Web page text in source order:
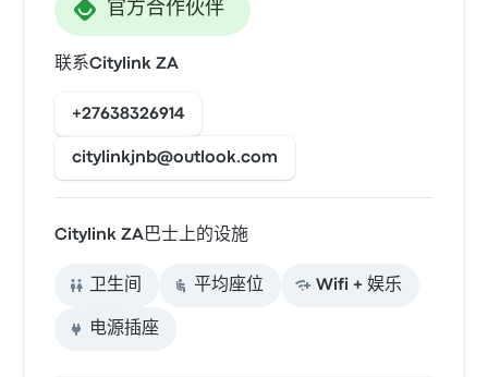
官方合作伙伴
联系Citylink ZA
+27638326914
citylinkjnb@outlook.com
Citylink ZA巴士上的设施
卫生间 平均座位 Wifi + 娱乐
电源插座